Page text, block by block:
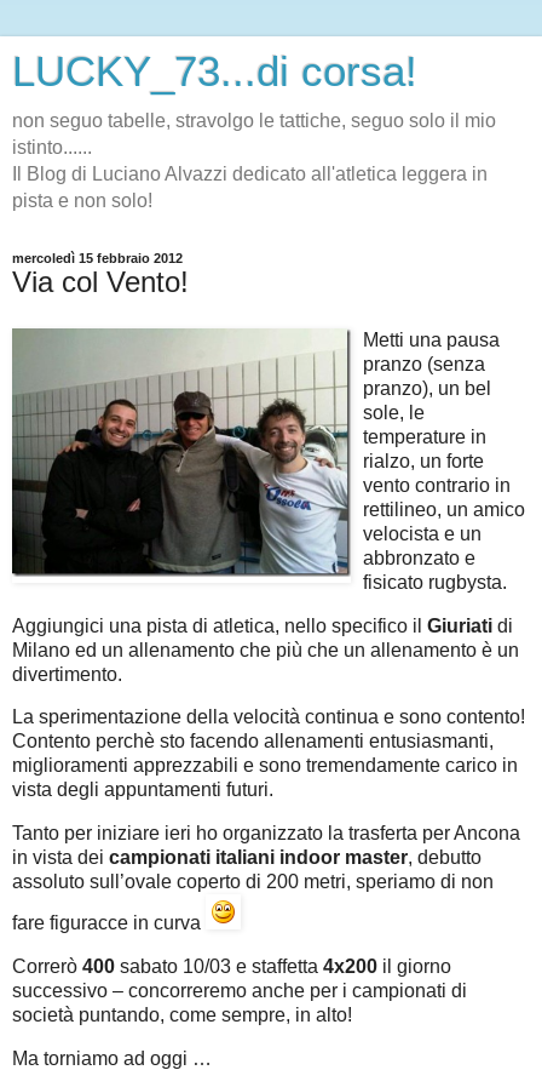
LUCKY_73...di corsa!
non seguo tabelle, stravolgo le tattiche, seguo solo il mio
istinto......
Il Blog di Luciano Alvazzi dedicato all'atletica leggera in
pista e non solo!
mercoledì 15 febbraio 2012
Via col Vento!
Metti una pausa
pranzo (senza
pranzo), un bel
sole, le
temperature in
rialzo, un forte
vento contrario in
rettilineo, un amico
velocista e un
abbronzato e
fisicato rugbysta.
Aggiungici una pista di atletica, nello specifico il Giuriati di
Milano ed un allenamento che più che un allenamento è un
divertimento.
La sperimentazione della velocità continua e sono contento!
Contento perchè sto facendo allenamenti entusiasmanti,
miglioramenti apprezzabili e sono tremendamente carico in
vista degli appuntamenti futuri.
Tanto per iniziare ieri ho organizzato la trasferta per Ancona
in vista dei campionati italiani indoor master, debutto
assoluto sull’ovale coperto di 200 metri, speriamo di non
fare figuracce in curva
Correrò 400 sabato 10/03 e staffetta 4x200 il giorno
successivo – concorreremo anche per i campionati di
società puntando, come sempre, in alto!
Ma torniamo ad oggi …